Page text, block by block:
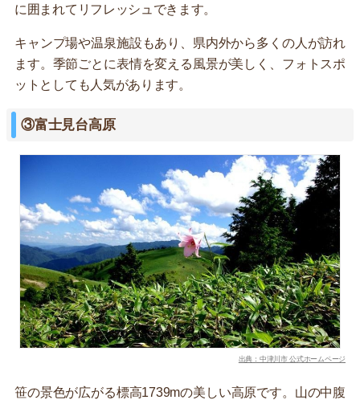
に囲まれてリフレッシュできます。
キャンプ場や温泉施設もあり、県内外から多くの人が訪れ
ます。季節ごとに表情を変える風景が美しく、フォトスポ
ットとしても人気があります。
③富士見台高原
出典：中津川市 公式ホームページ
笹の景色が広がる標高1739mの美しい高原です。山の中腹